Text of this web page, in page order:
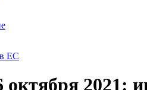
ЕС
октября 2021: